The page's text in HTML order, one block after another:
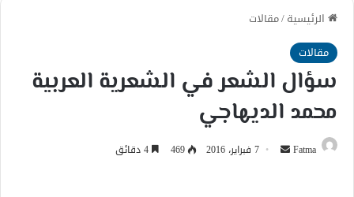
الرئيسية/مقالات
مقالات
سؤال الشعر في الشعرية العربية
محمد الديهاجي
Fatma
أرسل 7 فبراير، 2016 469